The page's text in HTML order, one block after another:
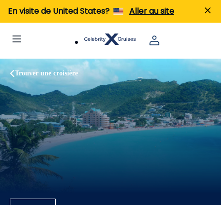
En visite de United States? Aller au site
Trouver une croisière